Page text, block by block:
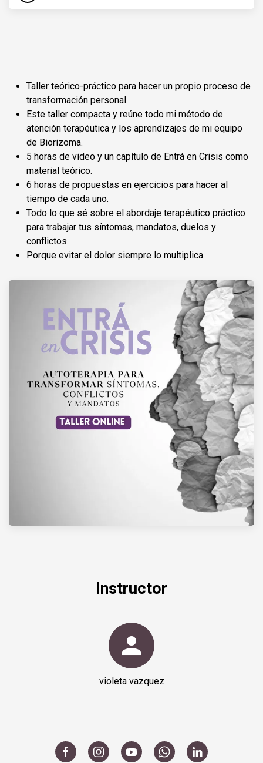
Taller teórico-práctico para hacer un propio proceso de
transformación personal.
Este taller compacta y reúne todo mi método de
atención terapéutica y los aprendizajes de mi equipo
de Biorizoma.
5 horas de video y un capítulo de Entrá en Crisis como
material teórico.
6 horas de propuestas en ejercicios para hacer al
tiempo de cada uno.
Todo lo que sé sobre el abordaje terapéutico práctico
para trabajar tus síntomas, mandatos, duelos y
conflictos.
Porque evitar el dolor siempre lo multiplica.
Instructor
person
violeta vazquez